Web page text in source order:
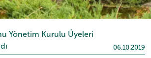
Yönetim Kurulu Üyeleri
06.10.2019